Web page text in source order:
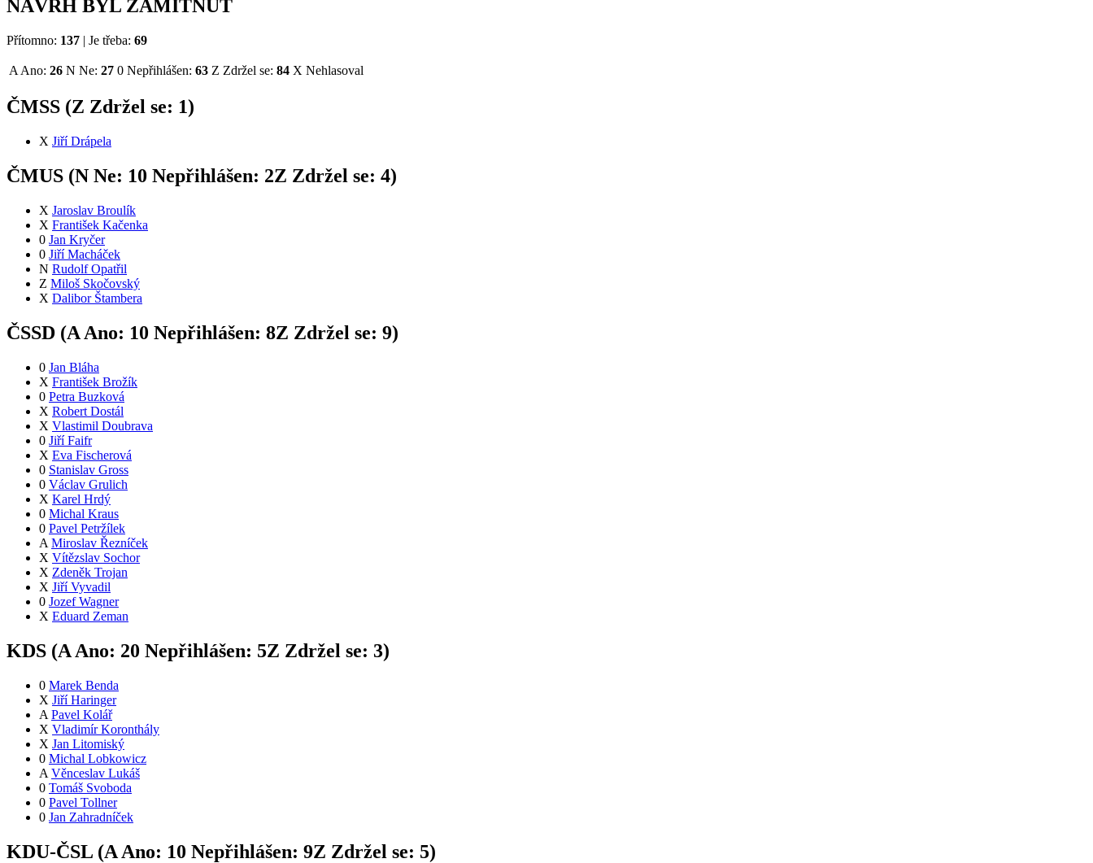
NÁVRH BYL ZAMÍTNUT
Přítomno: 137 | Je třeba: 69
A Ano: 26 N Ne: 27 0 Nepřihlášen: 63 Z Zdržel se: 84 X Nehlasoval
ČMSS (Z Zdržel se: 1)
X Jiří Drápela
ČMUS (N Ne: 10 Nepřihlášen: 2Z Zdržel se: 4)
X Jaroslav Broulík
X František Kačenka
0 Jan Kryčer
0 Jiří Macháček
N Rudolf Opatřil
Z Miloš Skočovský
X Dalibor Štambera
ČSSD (A Ano: 10 Nepřihlášen: 8Z Zdržel se: 9)
0 Jan Bláha
X František Brožík
0 Petra Buzková
X Robert Dostál
X Vlastimil Doubrava
0 Jiří Faifr
X Eva Fischerová
0 Stanislav Gross
0 Václav Grulich
X Karel Hrdý
0 Michal Kraus
0 Pavel Petržílek
A Miroslav Řezníček
X Vítězslav Sochor
X Zdeněk Trojan
X Jiří Vyvadil
0 Jozef Wagner
X Eduard Zeman
KDS (A Ano: 20 Nepřihlášen: 5Z Zdržel se: 3)
0 Marek Benda
X Jiří Haringer
A Pavel Kolář
X Vladimír Koronthály
X Jan Litomiský
0 Michal Lobkowicz
A Věnceslav Lukáš
0 Tomáš Svoboda
0 Pavel Tollner
0 Jan Zahradníček
KDU-ČSL (A Ano: 10 Nepřihlášen: 9Z Zdržel se: 5)